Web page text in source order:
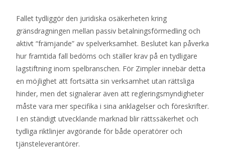
Fallet tydliggör den juridiska osäkerheten kring
gränsdragningen mellan passiv betalningsförmedling och
aktivt “främjande” av spelverksamhet. Beslutet kan påverka
hur framtida fall bedöms och ställer krav på en tydligare
lagstiftning inom spelbranschen. För Zimpler innebär detta
en möjlighet att fortsätta sin verksamhet utan rättsliga
hinder, men det signalerar även att regleringsmyndigheter
måste vara mer specifika i sina anklagelser och föreskrifter.
I en ständigt utvecklande marknad blir rättssäkerhet och
tydliga riktlinjer avgörande för både operatörer och
tjänsteleverantörer.